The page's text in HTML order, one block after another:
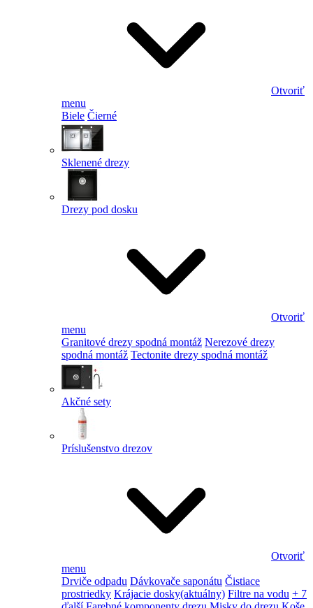
Otvoriť
menu
Biele Čierné
Sklenené drezy
Drezy pod dosku
Otvoriť
menu
Granitové drezy spodná montáž Nerezové drezy
spodná montáž Tectonite drezy spodná montáž
Akčné sety
Príslušenstvo drezov
Otvoriť
menu
Drviče odpadu Dávkovače saponátu Čistiace
prostriedky Krájacie dosky(aktuálny) Filtre na vodu + 7